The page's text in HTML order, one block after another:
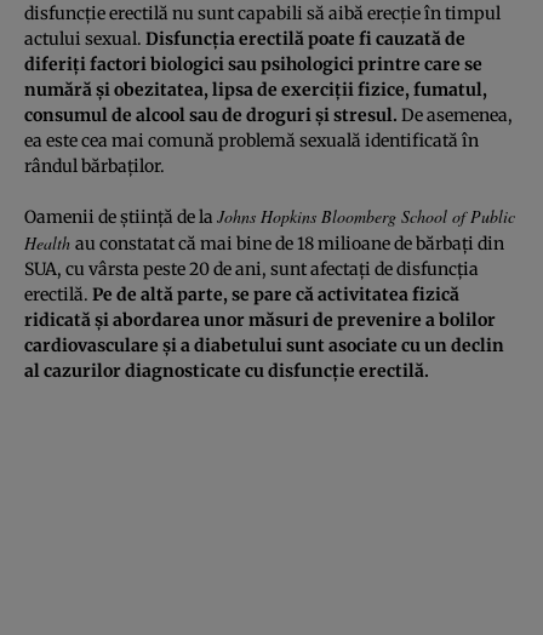
disfuncţie erectilă nu sunt capabili să aibă erecţie în timpul
actului sexual. Disfuncţia erectilă poate fi cauzată de
diferiţi factori biologici sau psihologici printre care se
numără şi obezitatea, lipsa de exerciţii fizice, fumatul,
consumul de alcool sau de droguri şi stresul. De asemenea,
ea este cea mai comună problemă sexuală identificată în
rândul bărbaţilor.
Oamenii de ştiinţă de la Johns Hopkins Bloomberg School of Public
Health au constatat că mai bine de 18 milioane de bărbaţi din
SUA, cu vârsta peste 20 de ani, sunt afectaţi de disfuncţia
erectilă. Pe de altă parte, se pare că activitatea fizică
ridicată şi abordarea unor măsuri de prevenire a bolilor
cardiovasculare şi a diabetului sunt asociate cu un declin
al cazurilor diagnosticate cu disfuncţie erectilă.